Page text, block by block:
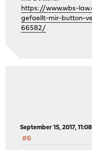
https://www.wbs-
gefaellt-mir-button-
66582/
September 15, 2017,
#6